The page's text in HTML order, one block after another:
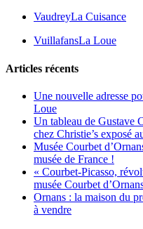
VaudreyLa Cuisance
VuillafansLa Loue
Articles récents
Une nouvelle adresse
Loue
Un tableau de Gustave
chez Christie’s exposé
Musée Courbet
musée de France !
« Courbet-Picasso,
musée Courbet
Ornans : la maison du
à vendre